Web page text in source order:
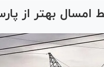
بهتر از